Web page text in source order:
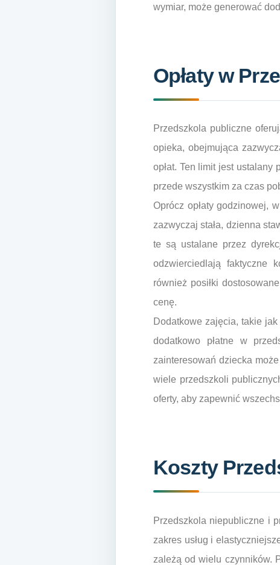
wymiar, może generować
Opłaty w
Przedszkola publiczne
opieka, obejmująca
opłat. Ten limit jest
przede wszystkim za czas
Oprócz opłaty godzinowej,
zazwyczaj stała, dzienna
te są ustalane przez
odzwierciedlają faktyczne
również posiłki
cenę.
Dodatkowe zajęcia, takie
dodatkowo płatne w
zainteresowań dziecka
wiele przedszkoli
oferty, aby zapewnić
Koszty
Przedszkola niepubliczne i
zakres usług i
zależą od wielu czynników.